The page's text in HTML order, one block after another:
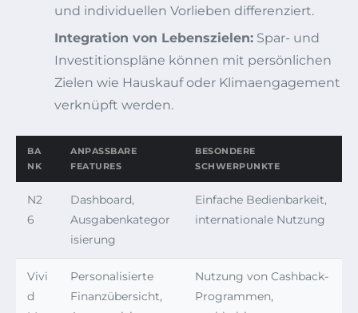
und individuellen Vorlieben differenziert.
Integration von Lebenszielen: Spar- und
Investitionspläne können mit persönlichen
Zielen wie Hauskauf oder Klimaengagement
verknüpft werden.
BA
NK
ANPASSBARE
FEATURES
BESONDERE
SCHWERPUNKTE
N2
6
Dashboard,
Ausgabenkategor
isierung
Einfache Bedienbarkeit,
internationale Nutzung
Vivi
d
Personalisierte
Finanzübersicht,
Nutzung von Cashback-
Programmen,